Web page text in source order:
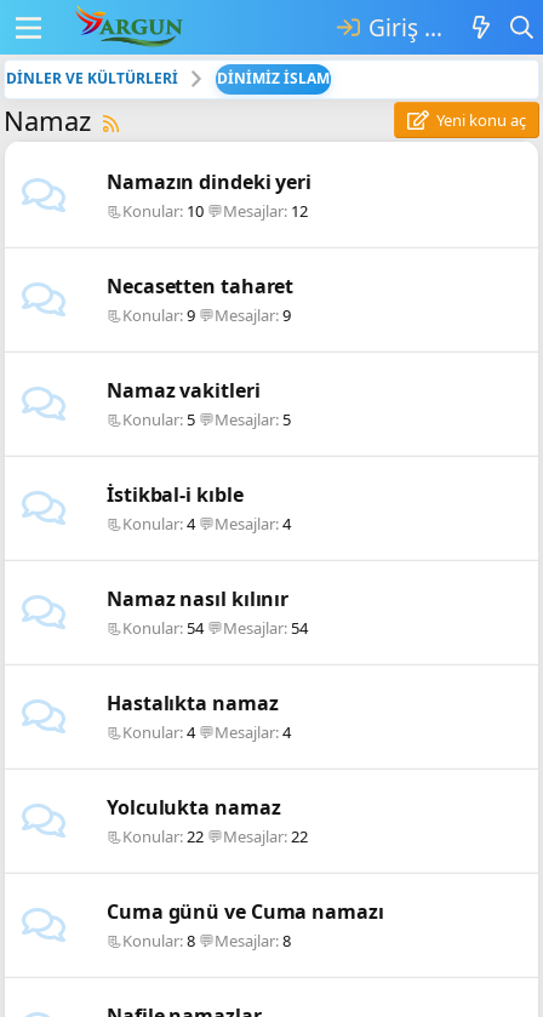
Giriş yap
DİNLER VE KÜLTÜRLERİ DİNİMİZ İSLAM
Namaz Yeni konu aç
Namazın dindeki yeri
📃Konular 10 💬Mesajlar 12
Necasetten taharet
📃Konular 9 💬Mesajlar 9
Namaz vakitleri
📃Konular 5 💬Mesajlar 5
İstikbal-i kıble
📃Konular 4 💬Mesajlar 4
Namaz nasıl kılınır
📃Konular 54 💬Mesajlar 54
Hastalıkta namaz
📃Konular 4 💬Mesajlar 4
Yolculukta namaz
📃Konular 22 💬Mesajlar 22
Cuma günü ve Cuma namazı
📃Konular 8 💬Mesajlar 8